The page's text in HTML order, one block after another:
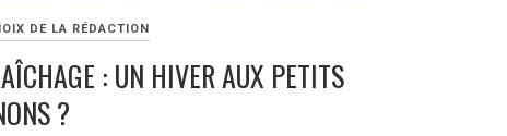
DE LA RÉDACTION
: UN HIVER AUX PETITS
?